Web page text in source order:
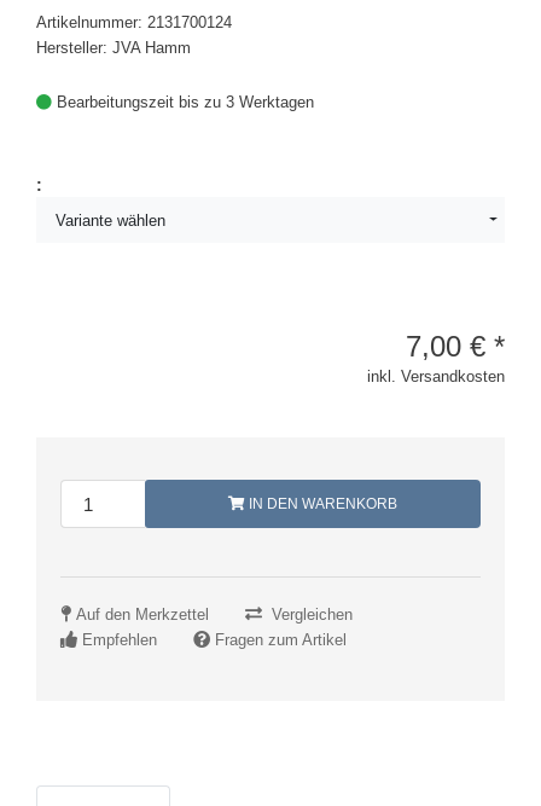
Artikelnummer: 2131700124
Hersteller: JVA Hamm
Bearbeitungszeit bis zu 3 Werktagen
:
Variante wählen
7,00 € *
inkl. Versandkosten
IN DEN WARENKORB
Auf den Merkzettel
Vergleichen
Empfehlen
Fragen zum Artikel